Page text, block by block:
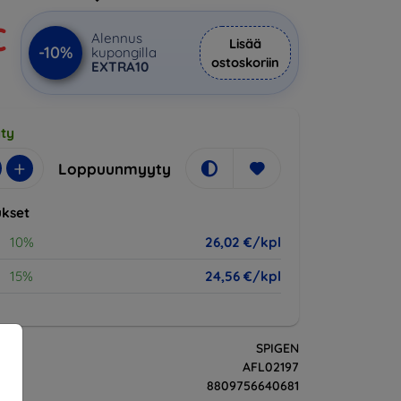
-10%
Alennus
kupongilla
EXTRA10
Lisää
ostoskoriin
+ Loppuunmyyty
10%
26,02 €/kpl
15% 24,56 €/kpl
SPIGEN
AFL02197
8809756640681